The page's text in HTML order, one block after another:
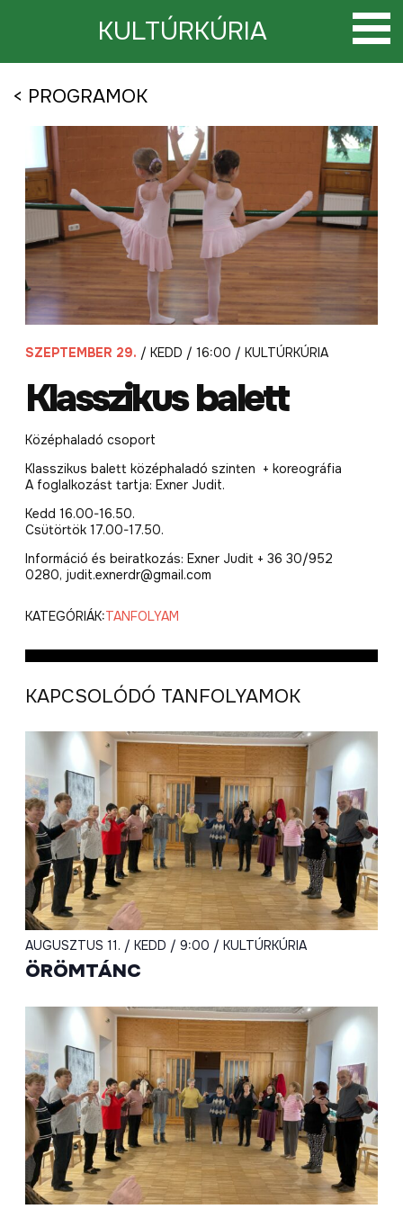
KULTÚRKÚRIA
< PROGRAMOK
SZEPTEMBER 29. / KEDD / 16:00 / KULTÚRKÚRIA
Klasszikus balett
Középhaladó csoport
Klasszikus balett középhaladó szinten + koreográfia
A foglalkozást tartja: Exner Judit.
Kedd 16.00-16.50.
Csütörtök 17.00-17.50.
Információ és beiratkozás: Exner Judit + 36 30/952
0280, judit.exnerdr@gmail.com
KATEGÓRIÁK:TANFOLYAM
KAPCSOLÓDÓ TANFOLYAMOK
AUGUSZTUS 11. / KEDD / 9:00 / KULTÚRKÚRIA
ÖRÖMTÁNC